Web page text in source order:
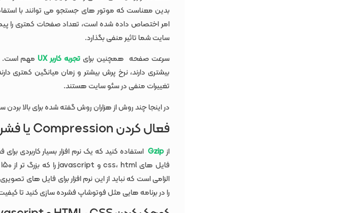
بدین معناست که موتور های جستجو می توانند با
امر اختصاص داده شده است، تعداد صفحات کمتری را
سایت شما تاثیر منفی بگذارد.
سرعت صفحه همچنین برای تجربه کاربر UX
مهم است.
بیشتری دارند، نرخ پرش بیشتر و زمان میانگین کمتری
تغییرات منفی در سئو سایت هستند.
در اینجا چند روش از هزاران روش گفته شده برای بالا
فعال کردن Compression یا فشرده سازی
ازGzipاستفاده کنید که یک نرم افزار بسیار کاربردی
الزامی است که نباید از این نرم افزار برای فایل های
را در برنامه هایی مثل فوتوشاپ فشرده سازی کنید تا